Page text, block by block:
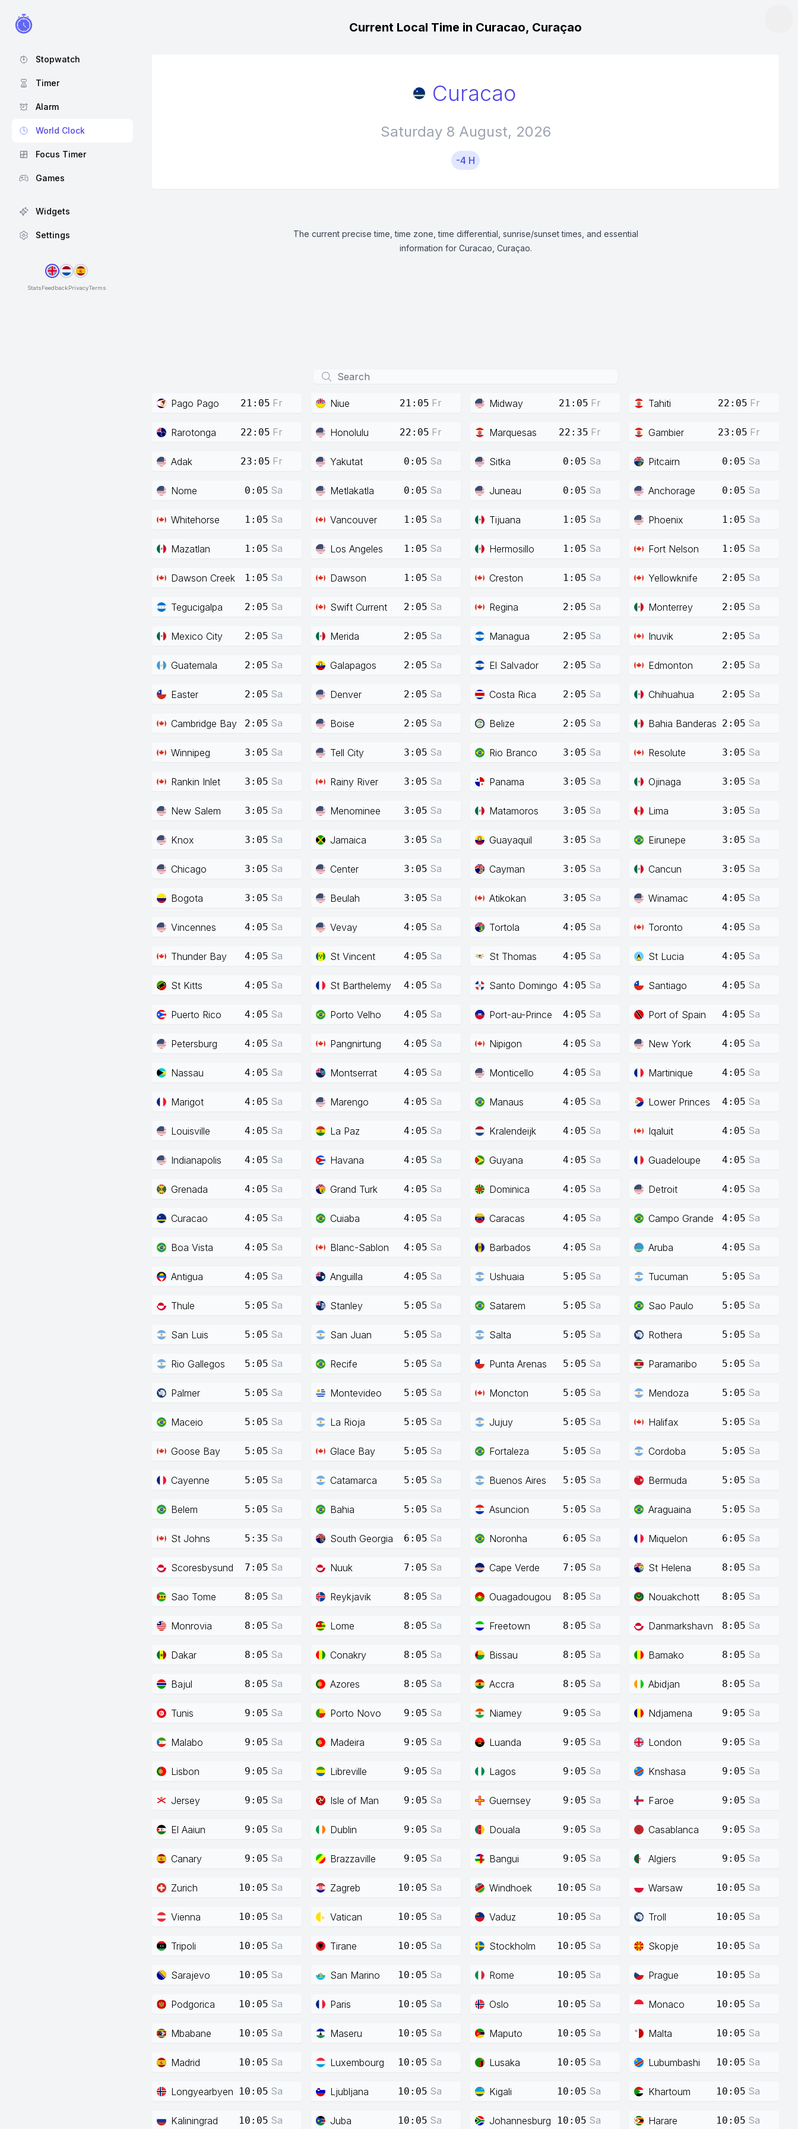
Stopwatch
Timer
Alarm
World Clock
Focus Timer
Games
Widgets
Settings
StatsFeedbackPrivacyTerms
Current Local Time in Curacao, Curaçao
Curacao
Saturday 8 August, 2026
-4 H
The current precise time, time zone, time differential, sunrise/sunset times, and essential
information for Curacao, Curaçao.
Pago Pago 21:05 Fr Niue 21:05 Fr Midway 21:05 Fr Tahiti 22:05 Fr
Rarotonga 22:05 Fr Honolulu 22:05 Fr Marquesas 22:35 Fr Gambier 23:05 Fr
Adak 23:05 Fr Yakutat 0:05 Sa Sitka 0:05 Sa Pitcairn 0:05 Sa
Nome 0:05 Sa Metlakatla 0:05 Sa Juneau 0:05 Sa Anchorage 0:05 Sa
Whitehorse 1:05 Sa Vancouver 1:05 Sa Tijuana 1:05 Sa Phoenix 1:05 Sa
Mazatlan 1:05 Sa Los Angeles 1:05 Sa Hermosillo 1:05 Sa Fort Nelson 1:05 Sa
Dawson Creek 1:05 Sa Dawson 1:05 Sa Creston 1:05 Sa Yellowknife 2:05 Sa
Tegucigalpa 2:05 Sa Swift Current 2:05 Sa Regina 2:05 Sa Monterrey 2:05 Sa
Mexico City 2:05 Sa Merida 2:05 Sa Managua 2:05 Sa Inuvik 2:05 Sa
Guatemala 2:05 Sa Galapagos 2:05 Sa El Salvador 2:05 Sa Edmonton 2:05 Sa
Easter 2:05 Sa Denver 2:05 Sa Costa Rica 2:05 Sa Chihuahua 2:05 Sa
Cambridge Bay 2:05 Sa Boise 2:05 Sa Belize 2:05 Sa Bahia Banderas 2:05 Sa
Winnipeg 3:05 Sa Tell City 3:05 Sa Rio Branco 3:05 Sa Resolute 3:05 Sa
Rankin Inlet 3:05 Sa Rainy River 3:05 Sa Panama 3:05 Sa Ojinaga 3:05 Sa
New Salem 3:05 Sa Menominee 3:05 Sa Matamoros 3:05 Sa Lima 3:05 Sa
Knox 3:05 Sa Jamaica 3:05 Sa Guayaquil 3:05 Sa Eirunepe 3:05 Sa
Chicago 3:05 Sa Center 3:05 Sa Cayman 3:05 Sa Cancun 3:05 Sa
Bogota 3:05 Sa Beulah 3:05 Sa Atikokan 3:05 Sa Winamac 4:05 Sa
Vincennes 4:05 Sa Vevay 4:05 Sa Tortola 4:05 Sa Toronto 4:05 Sa
Thunder Bay 4:05 Sa St Vincent 4:05 Sa St Thomas 4:05 Sa St Lucia 4:05 Sa
St Kitts 4:05 Sa St Barthelemy 4:05 Sa Santo Domingo 4:05 Sa Santiago 4:05 Sa
Puerto Rico 4:05 Sa Porto Velho 4:05 Sa Port-au-Prince 4:05 Sa Port of Spain 4:05 Sa
Petersburg 4:05 Sa Pangnirtung 4:05 Sa Nipigon 4:05 Sa New York 4:05 Sa
Nassau 4:05 Sa Montserrat 4:05 Sa Monticello 4:05 Sa Martinique 4:05 Sa
Marigot 4:05 Sa Marengo 4:05 Sa Manaus 4:05 Sa Lower Princes 4:05 Sa
Louisville 4:05 Sa La Paz 4:05 Sa Kralendeijk 4:05 Sa Iqaluit 4:05 Sa
Indianapolis 4:05 Sa Havana 4:05 Sa Guyana 4:05 Sa Guadeloupe 4:05 Sa
Grenada 4:05 Sa Grand Turk 4:05 Sa Dominica 4:05 Sa Detroit 4:05 Sa
Curacao 4:05 Sa Cuiaba 4:05 Sa Caracas 4:05 Sa Campo Grande 4:05 Sa
Boa Vista 4:05 Sa Blanc-Sablon 4:05 Sa Barbados 4:05 Sa Aruba 4:05 Sa
Antigua 4:05 Sa Anguilla 4:05 Sa Ushuaia 5:05 Sa Tucuman 5:05 Sa
Thule 5:05 Sa Stanley 5:05 Sa Satarem 5:05 Sa Sao Paulo 5:05 Sa
San Luis 5:05 Sa San Juan 5:05 Sa Salta 5:05 Sa Rothera 5:05 Sa
Rio Gallegos 5:05 Sa Recife 5:05 Sa Punta Arenas 5:05 Sa Paramaribo 5:05 Sa
Palmer 5:05 Sa Montevideo 5:05 Sa Moncton 5:05 Sa Mendoza 5:05 Sa
Maceio 5:05 Sa La Rioja 5:05 Sa Jujuy 5:05 Sa Halifax 5:05 Sa
Goose Bay 5:05 Sa Glace Bay 5:05 Sa Fortaleza 5:05 Sa Cordoba 5:05 Sa
Cayenne 5:05 Sa Catamarca 5:05 Sa Buenos Aires 5:05 Sa Bermuda 5:05 Sa
Belem 5:05 Sa Bahia 5:05 Sa Asuncion 5:05 Sa Araguaina 5:05 Sa
St Johns 5:35 Sa South Georgia 6:05 Sa Noronha 6:05 Sa Miquelon 6:05 Sa
Scoresbysund 7:05 Sa Nuuk 7:05 Sa Cape Verde 7:05 Sa St Helena 8:05 Sa
Sao Tome 8:05 Sa Reykjavik 8:05 Sa Ouagadougou 8:05 Sa Nouakchott 8:05 Sa
Monrovia 8:05 Sa Lome 8:05 Sa Freetown 8:05 Sa Danmarkshavn 8:05 Sa
Dakar 8:05 Sa Conakry 8:05 Sa Bissau 8:05 Sa Bamako 8:05 Sa
Bajul 8:05 Sa Azores 8:05 Sa Accra 8:05 Sa Abidjan 8:05 Sa
Tunis 9:05 Sa Porto Novo 9:05 Sa Niamey 9:05 Sa Ndjamena 9:05 Sa
Malabo 9:05 Sa Madeira 9:05 Sa Luanda 9:05 Sa London 9:05 Sa
Lisbon 9:05 Sa Libreville 9:05 Sa Lagos 9:05 Sa Knshasa 9:05 Sa
Jersey 9:05 Sa Isle of Man 9:05 Sa Guernsey 9:05 Sa Faroe 9:05 Sa
El Aaiun 9:05 Sa Dublin 9:05 Sa Douala 9:05 Sa Casablanca 9:05 Sa
Canary 9:05 Sa Brazzaville 9:05 Sa Bangui 9:05 Sa Algiers 9:05 Sa
Zurich 10:05 Sa Zagreb 10:05 Sa Windhoek 10:05 Sa Warsaw 10:05 Sa
Vienna 10:05 Sa Vatican 10:05 Sa Vaduz 10:05 Sa Troll 10:05 Sa
Tripoli 10:05 Sa Tirane 10:05 Sa Stockholm 10:05 Sa Skopje 10:05 Sa
Sarajevo 10:05 Sa San Marino 10:05 Sa Rome 10:05 Sa Prague 10:05 Sa
Podgorica 10:05 Sa Paris 10:05 Sa Oslo 10:05 Sa Monaco 10:05 Sa
Mbabane 10:05 Sa Maseru 10:05 Sa Maputo 10:05 Sa Malta 10:05 Sa
Madrid 10:05 Sa Luxembourg 10:05 Sa Lusaka 10:05 Sa Lubumbashi 10:05 Sa
Longyearbyen 10:05 Sa Ljubljana 10:05 Sa Kigali 10:05 Sa Khartoum 10:05 Sa
Kaliningrad 10:05 Sa Juba 10:05 Sa Johannesburg 10:05 Sa Harare 10:05 Sa